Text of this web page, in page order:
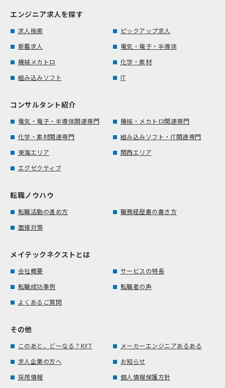
エンジニア求人を探す
求人検索
ピックアップ求人
新着求人
電気・電子・半導体
機械メカトロ
化学・素材
組み込みソフト
IT
コンサルタント紹介
電気・電子・半導体関連専門
機械・メカトロ関連専門
化学・素材関連専門
組み込みソフト・IT関連専門
東海エリア
関西エリア
エグゼクティブ
転職ノウハウ
転職活動の進め方
職務経歴書の書き方
面接対策
メイテックネクストとは
会社概要
サービスの特長
転職成功事例
転職者の声
よくあるご質問
その他
このあと、ど～なる？KYT
メーカーエンジニアあるある
求人企業の方へ
お知らせ
採用情報
個人情報保護方針